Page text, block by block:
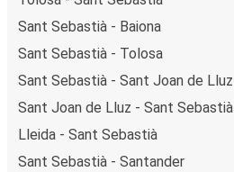
Sant Sebastià - Baiona
Sant Sebastià - Tolosa
Sant Sebastià - Sant Joan de Lluz
Sant Joan de Lluz - Sant Sebastià
Lleida - Sant Sebastià
Sant Sebastià - Santander